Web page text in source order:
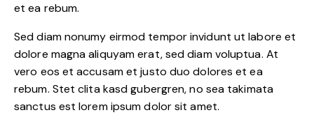
et ea rebum.
Sed diam nonumy eirmod tempor invidunt ut labore et
dolore magna aliquyam erat, sed diam voluptua. At
vero eos et accusam et justo duo dolores et ea
rebum. Stet clita kasd gubergren, no sea takimata
sanctus est lorem ipsum dolor sit amet.